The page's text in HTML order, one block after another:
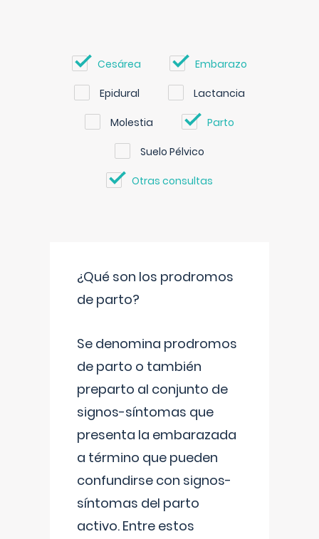
Cesárea Embarazo
Epidural Lactancia
Molestia Parto
Suelo Pélvico
Otras consultas
¿Qué son los prodromos
de parto?
Se denomina prodromos
de parto o también
preparto al conjunto de
signos-síntomas que
presenta la embarazada
a término que pueden
confundirse con signos-
síntomas del parto
activo. Entre estos